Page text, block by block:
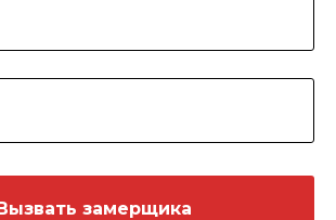
замерщика